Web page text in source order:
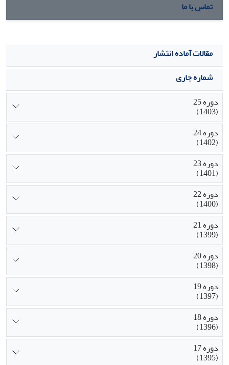
تماس با ما
مقالات آماده انتشار
شماره جاری
دوره 25
(1403)
دوره 24
(1402)
دوره 23
(1401)
دوره 22
(1400)
دوره 21
(1399)
دوره 20
(1398)
دوره 19
(1397)
دوره 18
(1396)
دوره 17
(1395)